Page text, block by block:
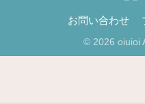
お問い合わせ
© 2026 oiuioi